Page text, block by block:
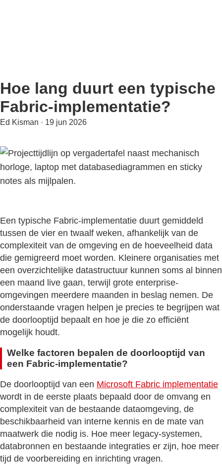
Hoe lang duurt een typische
Fabric-implementatie?
Ed Kisman · 19 jun 2026
Een typische Fabric-implementatie duurt gemiddeld
tussen de vier en twaalf weken, afhankelijk van de
complexiteit van de omgeving en de hoeveelheid data
die gemigreerd moet worden. Kleinere organisaties met
een overzichtelijke datastructuur kunnen soms al binnen
een maand live gaan, terwijl grote enterprise-
omgevingen meerdere maanden in beslag nemen. De
onderstaande vragen helpen je precies te begrijpen wat
de doorlooptijd bepaalt en hoe je die zo efficiënt
mogelijk houdt.
Welke factoren bepalen de doorlooptijd van
een Fabric-implementatie?
De doorlooptijd van een Microsoft Fabric implementatie
wordt in de eerste plaats bepaald door de omvang en
complexiteit van de bestaande dataomgeving, de
beschikbaarheid van interne kennis en de mate van
maatwerk die nodig is. Hoe meer legacy-systemen,
databronnen en bestaande integraties er zijn, hoe meer
tijd de voorbereiding en inrichting vragen.